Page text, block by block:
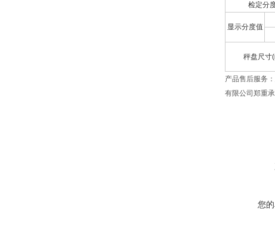
检定分
显示分度值
秤盘尺寸
产品售后服务
有限公司郑重
您的